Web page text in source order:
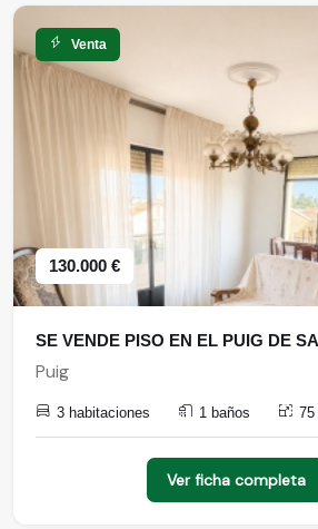
Venta
130.000 €
SE VENDE PISO EN EL PUIG DE
Puig
3 habitaciones 1 baños 75
Ver ficha completa